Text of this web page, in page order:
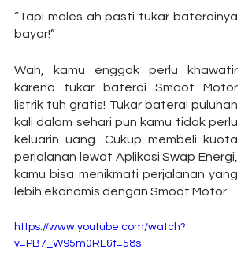
“Tapi males ah pasti tukar baterainya
bayar!”
Wah, kamu enggak perlu khawatir
karena tukar baterai Smoot Motor
listrik tuh gratis! Tukar baterai puluhan
kali dalam sehari pun kamu tidak perlu
keluarin uang. Cukup membeli kuota
perjalanan lewat Aplikasi Swap Energi,
kamu bisa menikmati perjalanan yang
lebih ekonomis dengan Smoot Motor.
https://www.youtube.com/watch?
v=PB7_W95m0RE&t=58s